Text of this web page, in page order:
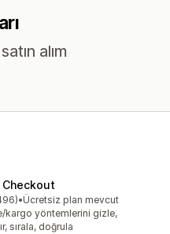
alım
Checkout
üzerinden
496 değerlendirme
•Ücretsiz plan mevcut
kargo yöntemlerini gizle,
sırala, doğrula